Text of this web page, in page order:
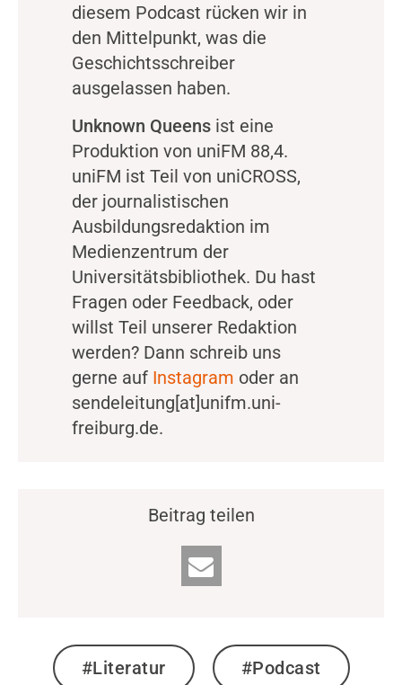
diesem Podcast rücken wir in
den Mittelpunkt, was die
Geschichtsschreiber
ausgelassen haben.
Unknown Queens ist eine
Produktion von uniFM 88,4.
uniFM ist Teil von uniCROSS,
der journalistischen
Ausbildungsredaktion im
Medienzentrum der
Universitätsbibliothek. Du hast
Fragen oder Feedback, oder
willst Teil unserer Redaktion
werden? Dann schreib uns
gerne auf Instagram oder an
sendeleitung[at]unifm.uni-
freiburg.de.
Beitrag teilen
#Literatur #Podcast